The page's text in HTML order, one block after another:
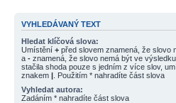
VYHLEDÁVANÝ TEXT
Hledat klíčová slova:
Umístění + před slovem znamená, že slovo
a - znamená, že slovo nemá být ve
stačila shoda pouze s jedním z více slov,
znakem | . Použitím * nahradíte část slova
Vyhledat autora:
Zadáním * nahradíte část slova